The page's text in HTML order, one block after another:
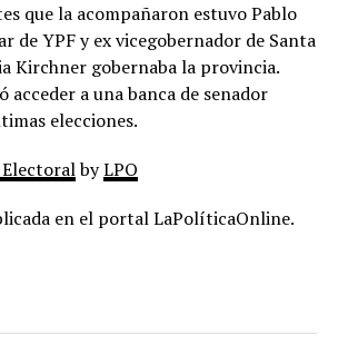
que la acompañaron estuvo Pablo
de YPF y ex vicegobernador de Santa
Kirchner gobernaba la provincia.
acceder a una banca de senador
elecciones.
byLPO
en el portal LaPolíticaOnline.